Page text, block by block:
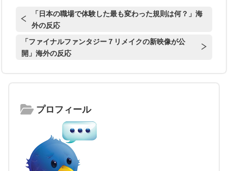
「日本の職場で体験した最も変わった規則は何？」海
外の反応
「ファイナルファンタジー７リメイクの新映像が公
開」海外の反応
プロフィール